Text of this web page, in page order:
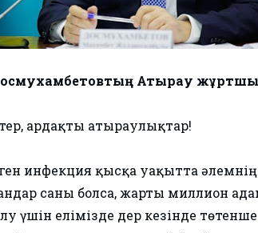
Атырау
ардақты атыраулықтар!
инфекция қысқа уақытта
саны болса, жарты миллион
үшін елімізде дер кезінде